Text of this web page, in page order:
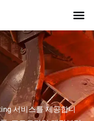
서비스를 제공합니